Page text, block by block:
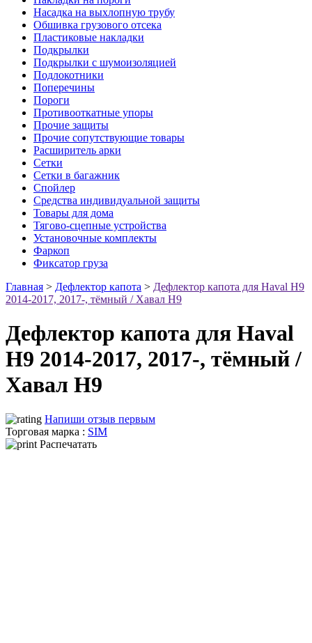
Насадка на выхлопную трубу
Обшивка грузового отсека
Пластиковые накладки
Подкрылки
Подкрылки с шумоизоляцией
Подлокотники
Поперечины
Пороги
Противооткатные упоры
Прочие защиты
Прочие сопутствующие товары
Расширитель арки
Сетки
Сетки в багажник
Спойлер
Средства индивидуальной защиты
Товары для дома
Тягово-сцепные устройства
Установочные комплекты
Фаркоп
Фиксатор груза
Главная > Дефлектор капота > Дефлектор капота для Haval H9
2014-2017, 2017-, тёмный / Хавал Н9
Дефлектор капота для Haval
H9 2014-2017, 2017-, тёмный /
Хавал Н9
Напиши отзыв первым
Торговая марка : SIM
Распечатать